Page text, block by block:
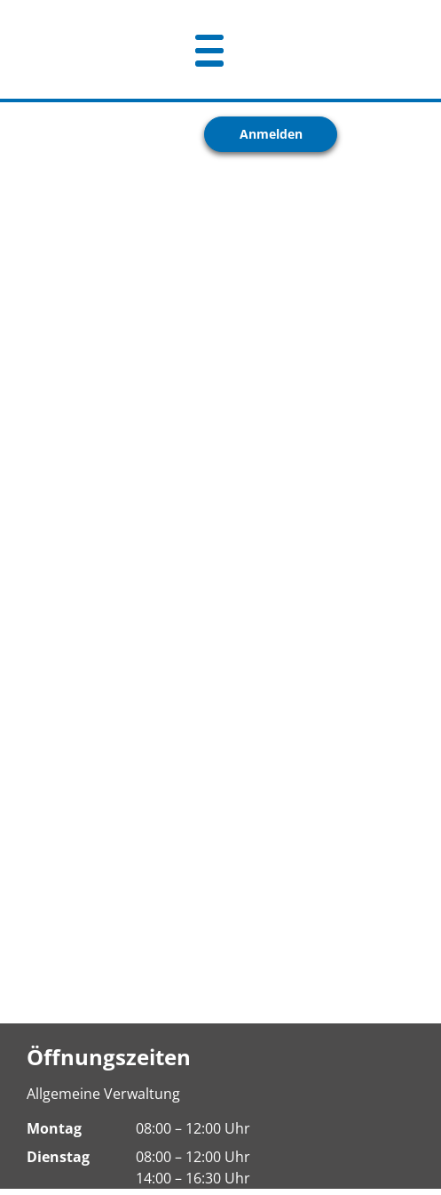
Anmelden
Öffnungszeiten
Allgemeine Verwaltung
Montag
08:00 – 12:00 Uhr
Dienstag
08:00 – 12:00 Uhr
14:00 – 16:30 Uhr